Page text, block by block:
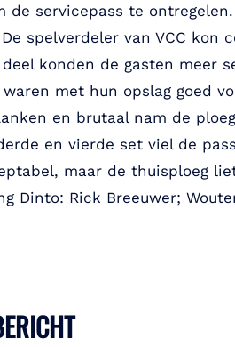
de servicepass te
spelverdeler van VCC kon
konden de gasten meer
met hun opslag goed
en brutaal nam de
en vierde set viel de
maar de thuisploeg
Dinto: Rick Breeuwer;